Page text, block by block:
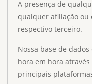
A presença de
qualquer afiliação ou
respectivo terceiro.
Nossa base de
hora em hora através
principais